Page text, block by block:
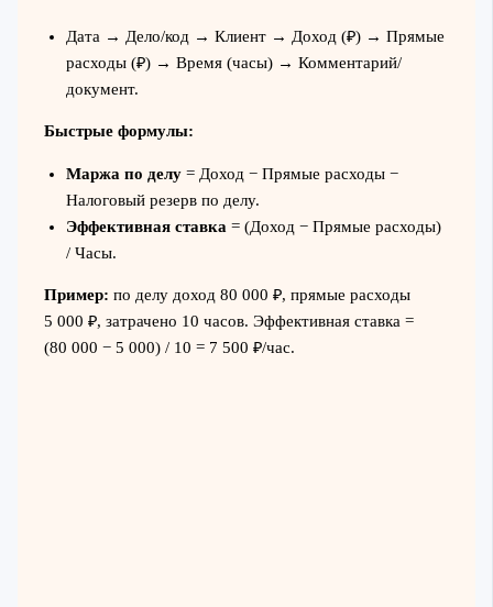
Дата → Дело/код → Клиент → Доход (₽) → Прямые
расходы (₽) → Время (часы) → Комментарий/
документ.
Быстрые формулы:
Маржа по делу= Доход − Прямые расходы −
Налоговый резерв по делу.
Эффективная ставка = (Доход − Прямые расходы)
/ Часы.
Пример: по делу доход 80 000 ₽, прямые расходы
5 000 ₽, затрачено 10 часов. Эффективная ставка =
(80 000 − 5 000) / 10 = 7 500 ₽/час.